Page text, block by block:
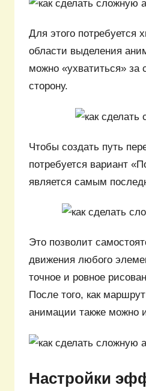
Для этого потребуется
области выделения
можно «ухватиться»
сторону.
Чтобы создать путь
потребуется вариант
является самым
Это позволит
движения любого
точное и ровное
После того, как
анимации также можно
Настройки